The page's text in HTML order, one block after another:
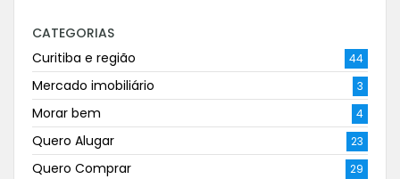
CATEGORIAS
Curitiba e região
44
Mercado imobiliário 3
Morar bem 4
Quero Alugar 23
Quero Comprar 29